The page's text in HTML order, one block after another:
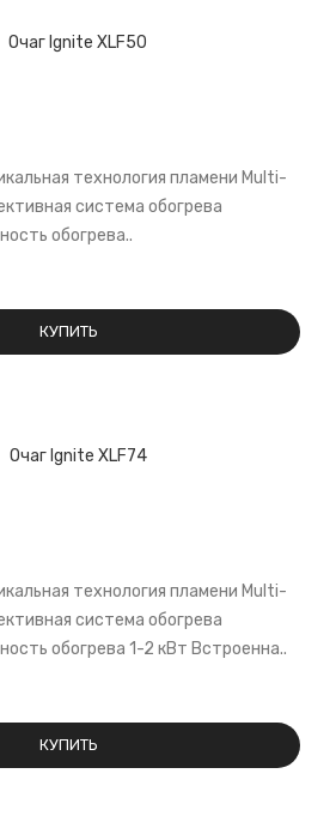
технология пламени Multi-
система обогрева
обогрева..
КУПИТЬ
технология пламени Multi-
система обогрева
обогрева 1-2 кВт Встроенна..
КУПИТЬ